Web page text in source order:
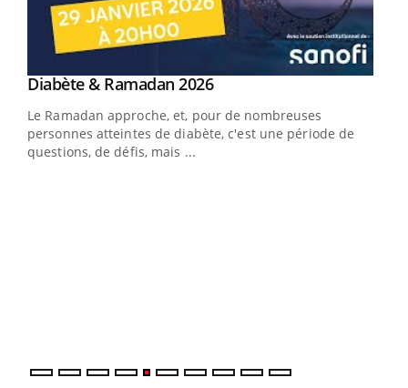
Youtube
Diabète & Ramadan 2026Youtube
Le Ramadan approche, et, pour de nombreuses
personnes atteintes de diabète, c'est une période de
questions, de défis, mais ...